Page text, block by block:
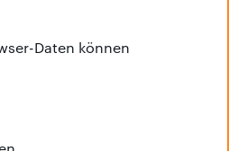
Daten können